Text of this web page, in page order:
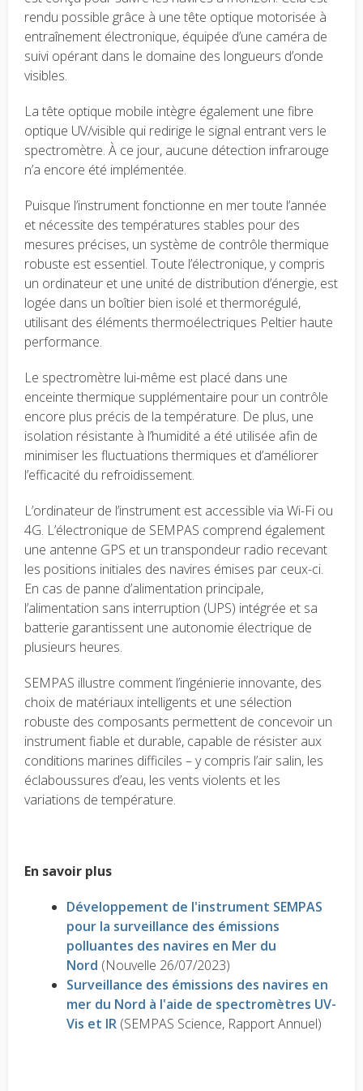
rendu possible grâce à une tête optique motorisée à
entraînement électronique, équipée d’une caméra de
suivi opérant dans le domaine des longueurs d’onde
visibles.
La tête optique mobile intègre également une fibre
optique UV/visible qui redirige le signal entrant vers le
spectromètre. À ce jour, aucune détection infrarouge
n’a encore été implémentée.
Puisque l’instrument fonctionne en mer toute l’année
et nécessite des températures stables pour des
mesures précises, un système de contrôle thermique
robuste est essentiel. Toute l’électronique, y compris
un ordinateur et une unité de distribution d’énergie, est
logée dans un boîtier bien isolé et thermorégulé,
utilisant des éléments thermoélectriques Peltier haute
performance.
Le spectromètre lui-même est placé dans une
enceinte thermique supplémentaire pour un contrôle
encore plus précis de la température. De plus, une
isolation résistante à l’humidité a été utilisée afin de
minimiser les fluctuations thermiques et d’améliorer
l’efficacité du refroidissement.
L’ordinateur de l’instrument est accessible via Wi-Fi ou
4G. L’électronique de SEMPAS comprend également
une antenne GPS et un transpondeur radio recevant
les positions initiales des navires émises par ceux-ci.
En cas de panne d’alimentation principale,
l’alimentation sans interruption (UPS) intégrée et sa
batterie garantissent une autonomie électrique de
plusieurs heures.
SEMPAS illustre comment l’ingénierie innovante, des
choix de matériaux intelligents et une sélection
robuste des composants permettent de concevoir un
instrument fiable et durable, capable de résister aux
conditions marines difficiles – y compris l’air salin, les
éclaboussures d’eau, les vents violents et les
variations de température.
En savoir plus
Développement de l'instrument SEMPAS
pour la surveillance des émissions
polluantes des navires en Mer du
Nord (Nouvelle 26/07/2023)
Surveillance des émissions des navires en
mer du Nord à l'aide de spectromètres UV-
Vis et IR (SEMPAS Science, Rapport Annuel)